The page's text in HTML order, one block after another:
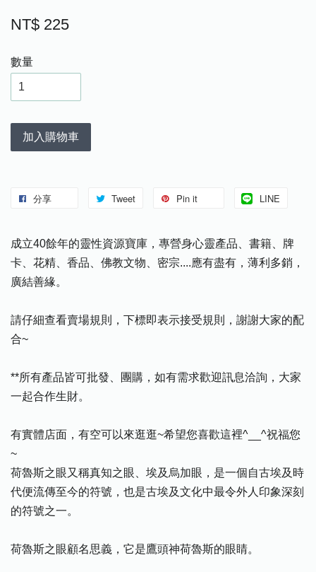
NT$ 225
數量
加入購物車
分享 Tweet Pin it LINE
成立40餘年的靈性資源寶庫，專營身心靈產品、書籍、牌
卡、花精、香品、佛教文物、密宗....應有盡有，薄利多銷，
廣結善緣。
請仔細查看賣場規則，下標即表示接受規則，謝謝大家的配
合~
**所有產品皆可批發、團購，如有需求歡迎訊息洽詢，大家
一起合作生財。
有實體店面，有空可以來逛逛~希望您喜歡這裡^__^祝福您
~
荷魯斯之眼又稱真知之眼、埃及烏加眼，是一個自古埃及時
代便流傳至今的符號，也是古埃及文化中最令外人印象深刻
的符號之一。
荷魯斯之眼顧名思義，它是鷹頭神荷魯斯的眼睛。